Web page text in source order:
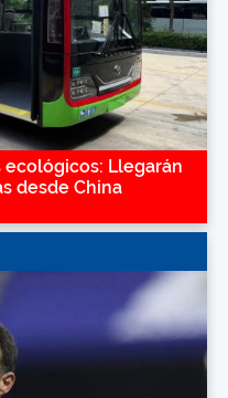
Llegarán
desde China